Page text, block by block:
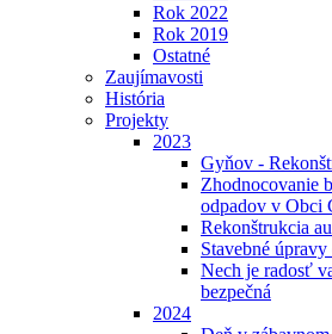
Rok 2022
Rok 2019
Ostatné
Zaujímavosti
História
Projekty
2023
Gyňov -
Zhodnocovanie
odpadov v Obci
Rekonštrukcia
Stavebné
Nech je radosť
bezpečná
2024